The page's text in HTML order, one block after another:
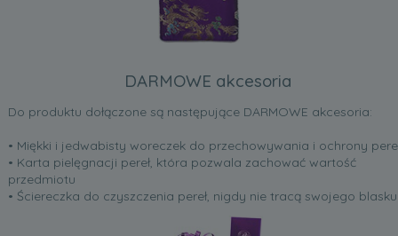
DARMOWE akcesoria
Do produktu dołączone są następujące DARMOWE akcesoria:
• Miękki i jedwabisty woreczek do przechowywania i ochrony
• Karta pielęgnacji pereł, która pozwala zachować wartość
przedmiotu
• Ściereczka do czyszczenia pereł, nigdy nie tracą swojego